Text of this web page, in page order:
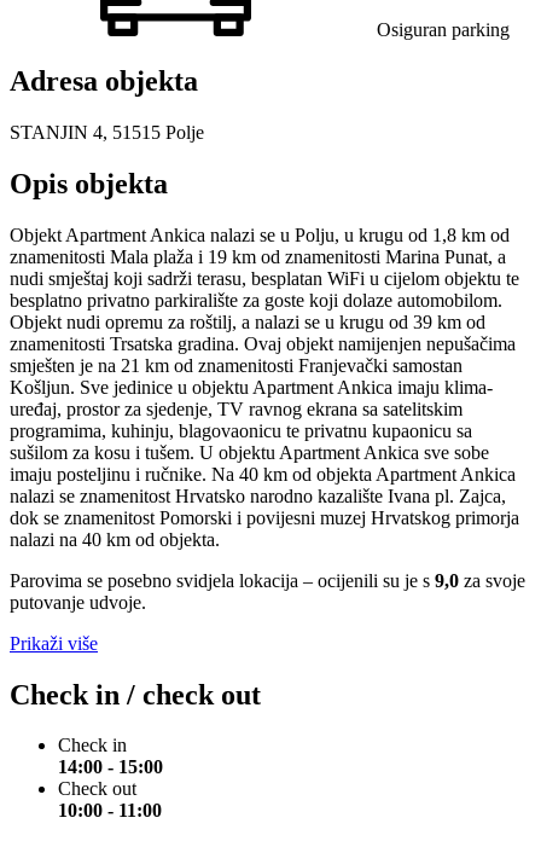
Osiguran parking
Adresa objekta
STANJIN 4, 51515 Polje
Opis objekta
Objekt Apartment Ankica nalazi se u Polju, u krugu od 1,8 km od
znamenitosti Mala plaža i 19 km od znamenitosti Marina Punat, a
nudi smještaj koji sadrži terasu, besplatan WiFi u cijelom objektu te
besplatno privatno parkiralište za goste koji dolaze automobilom.
Objekt nudi opremu za roštilj, a nalazi se u krugu od 39 km od
znamenitosti Trsatska gradina. Ovaj objekt namijenjen nepušačima
smješten je na 21 km od znamenitosti Franjevački samostan
Košljun. Sve jedinice u objektu Apartment Ankica imaju klima-
uređaj, prostor za sjedenje, TV ravnog ekrana sa satelitskim
programima, kuhinju, blagovaonicu te privatnu kupaonicu sa
sušilom za kosu i tušem. U objektu Apartment Ankica sve sobe
imaju posteljinu i ručnike. Na 40 km od objekta Apartment Ankica
nalazi se znamenitost Hrvatsko narodno kazalište Ivana pl. Zajca,
dok se znamenitost Pomorski i povijesni muzej Hrvatskog primorja
nalazi na 40 km od objekta.
Parovima se posebno svidjela lokacija – ocijenili su je s 9,0 za svoje
putovanje udvoje.
Prikaži više
Check in / check out
Check in
14:00 - 15:00
Check out
10:00 - 11:00